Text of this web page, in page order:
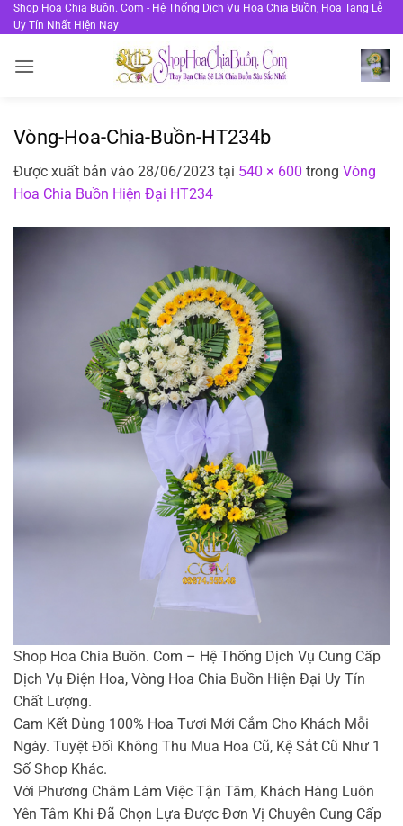
Bỏ
qua
dung
Shop Hoa Chia Buồn. Com - Hệ Thống Dịch Vụ Hoa Chia Buồn, Hoa Tang Lễ
Uy Tín Nhất Hiện Nay
Vòng-Hoa-Chia-Buồn-HT234b
Được xuất bản vào 28/06/2023 tại 540 × 600 trong Vòng
Hoa Chia Buồn Hiện Đại HT234
Shop Hoa Chia Buồn. Com – Hệ Thống Dịch Vụ Cung Cấp
Dịch Vụ Điện Hoa, Vòng Hoa Chia Buồn Hiện Đại Uy Tín
Chất Lượng.
Cam Kết Dùng 100% Hoa Tươi Mới Cắm Cho Khách Mỗi
Ngày. Tuyệt Đối Không Thu Mua Hoa Cũ, Kệ Sắt Cũ Như 1
Số Shop Khác.
Với Phương Châm Làm Việc Tận Tâm, Khách Hàng Luôn
Yên Tâm Khi Đã Chọn Lựa Được Đơn Vị Chuyên Cung Cấp